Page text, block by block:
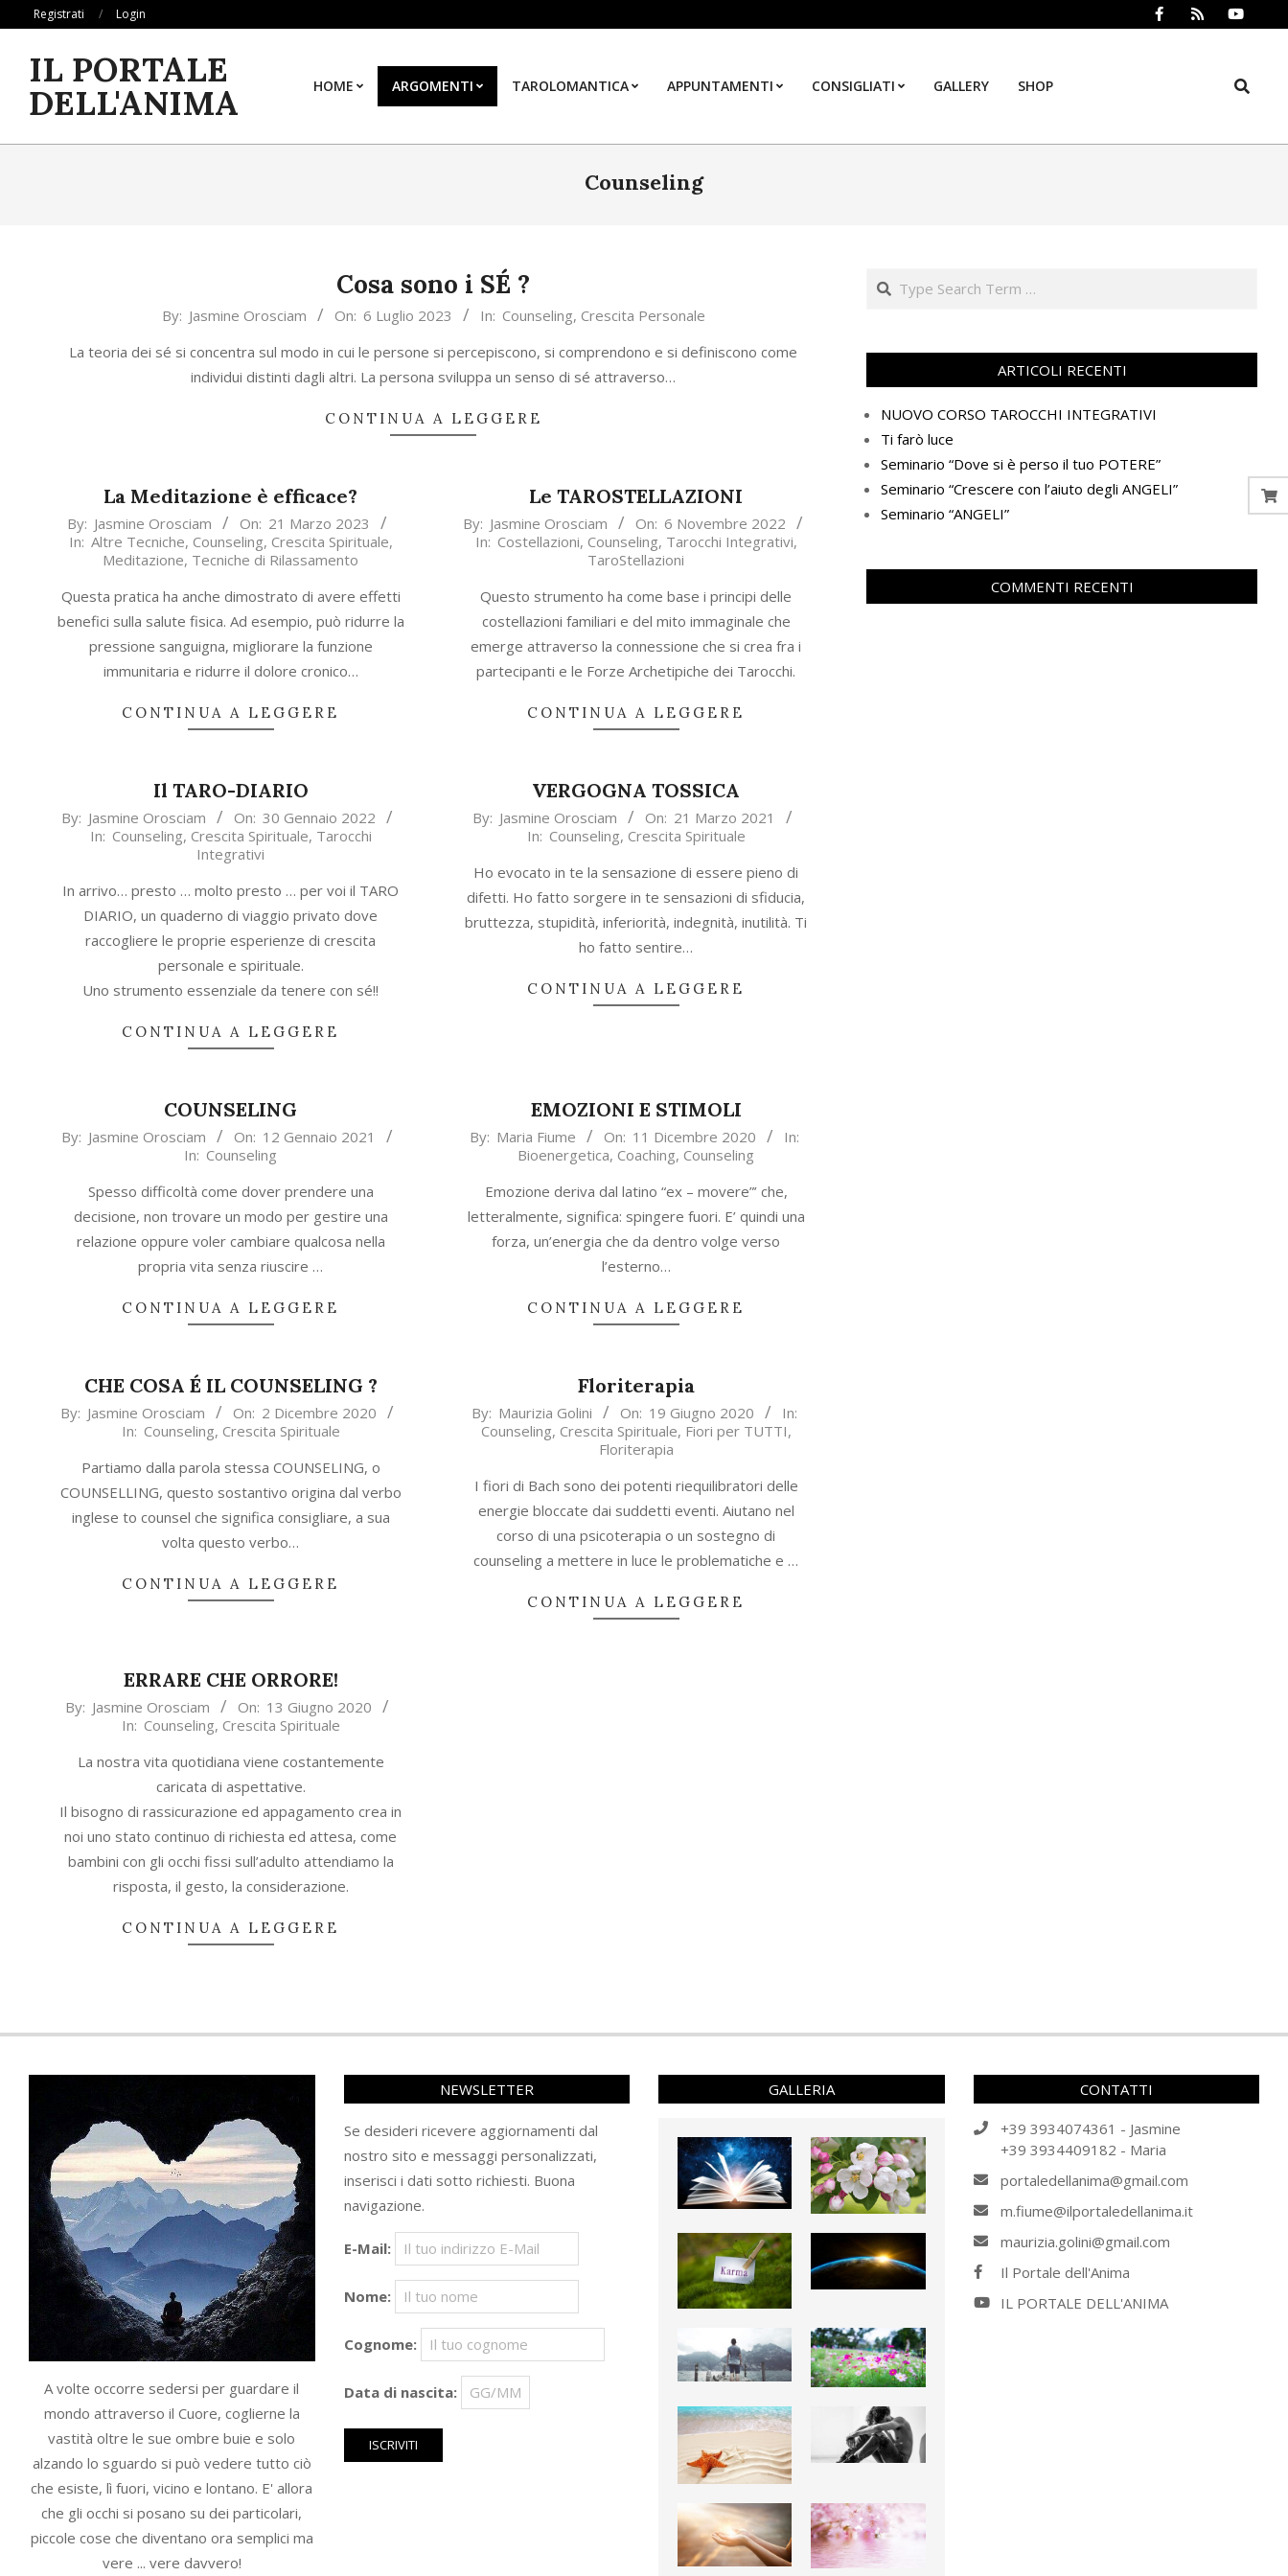
content
Registrati Login
IL PORTALE
DELL'ANIMA HOME ARGOMENTI TAROLOMANTICA APPUNTAMENTI CONSIGLIATI GALLERY SHOP Search
Counseling
Cosa sono i SÉ ?
06
By: Jasmine Orosciam On: 6 Luglio 2023 In: Counseling, Crescita Personale
La teoria dei sé si concentra sul modo in cui le persone si percepiscono, si comprendono e si definiscono come
individui distinti dagli altri. La persona sviluppa un senso di sé attraverso…
CONTINUA A LEGGERE
La Meditazione è efficace?
2023-
03-
By: Jasmine Orosciam On: 21 Marzo 2023
In: Altre Tecniche, Counseling, Crescita Spirituale,
Meditazione, Tecniche di Rilassamento
Questa pratica ha anche dimostrato di avere effetti
benefici sulla salute fisica. Ad esempio, può ridurre la
pressione sanguigna, migliorare la funzione
immunitaria e ridurre il dolore cronico…
CONTINUA A LEGGERE
Le TAROSTELLAZIONI
2022-
11-
By: Jasmine Orosciam On: 6 Novembre 2022
In: Costellazioni, Counseling, Tarocchi Integrativi,
TaroStellazioni
Questo strumento ha come base i principi delle
costellazioni familiari e del mito immaginale che
emerge attraverso la connessione che si crea fra i
partecipanti e le Forze Archetipiche dei Tarocchi.
CONTINUA A LEGGERE
Il TARO-DIARIO
2022-
By: Jasmine Orosciam On: 30 Gennaio 2022
In: Counseling, Crescita Spirituale, Tarocchi
Integrativi
In arrivo… presto … molto presto … per voi il TARO
DIARIO, un quaderno di viaggio privato dove
raccogliere le proprie esperienze di crescita
personale e spirituale.
Uno strumento essenziale da tenere con sé!!
CONTINUA A LEGGERE
VERGOGNA TOSSICA
2021-
21
By: Jasmine Orosciam On: 21 Marzo 2021
In: Counseling, Crescita Spirituale
Ho evocato in te la sensazione di essere pieno di
difetti. Ho fatto sorgere in te sensazioni di sfiducia,
bruttezza, stupidità, inferiorità, indegnità, inutilità. Ti
ho fatto sentire…
CONTINUA A LEGGERE
COUNSELING
2021-
By: Jasmine Orosciam On: 12 Gennaio 2021
In: Counseling
Spesso difficoltà come dover prendere una
decisione, non trovare un modo per gestire una
relazione oppure voler cambiare qualcosa nella
propria vita senza riuscire …
CONTINUA A LEGGERE
EMOZIONI E STIMOLI
2020-
By: Maria Fiume On: 11 Dicembre 2020
In:
Bioenergetica, Coaching, Counseling
Emozione deriva dal latino “ex – movere”’ che,
letteralmente, significa: spingere fuori. E’ quindi una
forza, un’energia che da dentro volge verso
l’esterno…
CONTINUA A LEGGERE
CHE COSA É IL COUNSELING ?
2020-
By: Jasmine Orosciam On: 2 Dicembre 2020
In: Counseling, Crescita Spirituale
Partiamo dalla parola stessa COUNSELING, o
COUNSELLING, questo sostantivo origina dal verbo
inglese to counsel che significa consigliare, a sua
volta questo verbo…
CONTINUA A LEGGERE
Floriterapia
2020-
06-
By: Maurizia Golini On: 19 Giugno 2020
In:
Counseling, Crescita Spirituale, Fiori per TUTTI,
Floriterapia
I fiori di Bach sono dei potenti riequilibratori delle
energie bloccate dai suddetti eventi. Aiutano nel
corso di una psicoterapia o un sostegno di
counseling a mettere in luce le problematiche e …
CONTINUA A LEGGERE
ERRARE CHE ORRORE!
2020-
By: Jasmine Orosciam On: 13 Giugno 2020
In: Counseling, Crescita Spirituale
La nostra vita quotidiana viene costantemente
caricata di aspettative.
Il bisogno di rassicurazione ed appagamento crea in
noi uno stato continuo di richiesta ed attesa, come
bambini con gli occhi fissi sull’adulto attendiamo la
risposta, il gesto, la considerazione.
CONTINUA A LEGGERE
Search
ARTICOLI RECENTI
NUOVO CORSO TAROCCHI INTEGRATIVI
Ti farò luce
Seminario “Dove si è perso il tuo POTERE”
Seminario “Crescere con l’aiuto degli ANGELI”
Seminario “ANGELI”
COMMENTI RECENTI
A volte occorre sedersi per guardare il
mondo attraverso il Cuore, coglierne la
vastità oltre le sue ombre buie e solo
alzando lo sguardo si può vedere tutto ciò
che esiste, lì fuori, vicino e lontano. E' allora
che gli occhi si posano su dei particolari,
piccole cose che diventano ora semplici ma
vere ... vere davvero!
NEWSLETTER
Se desideri ricevere aggiornamenti dal
nostro sito e messaggi personalizzati,
inserisci i dati sotto richiesti. Buona
navigazione.
E-Mail:
Nome:
Cognome:
Data di nascita:
GALLERIA CONTATTI
+39 3934074361 - Jasmine
+39 3934409182 - Maria
portaledellanima@gmail.com
m.fiume@ilportaledellanima.it
maurizia.golini@gmail.com
Il Portale dell'Anima
IL PORTALE DELL'ANIMA